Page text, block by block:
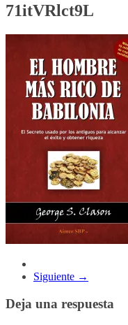
71itVRlct9L
Siguiente →
Deja una respuesta